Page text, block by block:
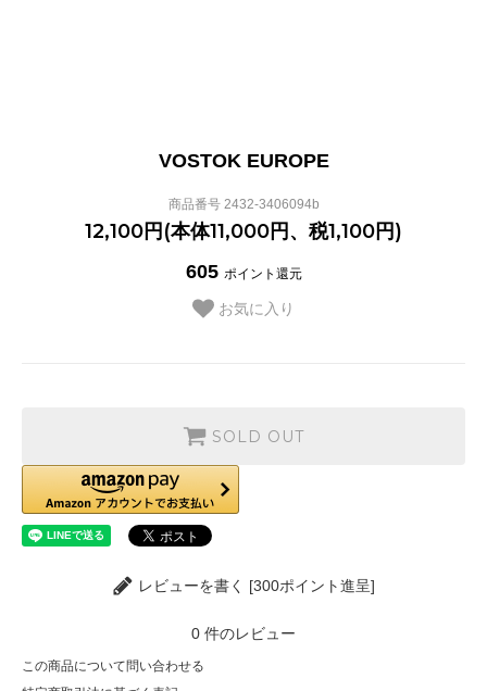
VOSTOK EUROPE
商品番号 2432-3406094b
12,100円(本体11,000円、税1,100円)
605 ポイント還元
お気に入り
SOLD OUT
レビューを書く [300ポイント進呈]
0 件のレビュー
この商品について問い合わせる